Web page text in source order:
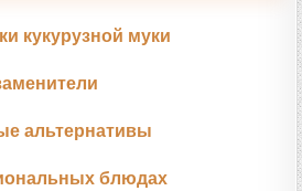
кукурузной муки
альтернативы
блюдах